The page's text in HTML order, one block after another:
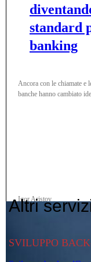
standard
banking
Ancora con le chiamate e
banche hanno cambiato
Igor Aristov
Altri
SVILUPPO